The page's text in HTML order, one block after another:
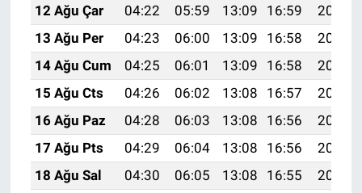
12 Ağu Çar
04:22 05:59 13:09 16:59
20:09
13 Ağu Per
04:23 06:00 13:09 16:58
20:07
14 Ağu Cum
04:25 06:01 13:09 16:58
20:06
15 Ağu Cts
04:26 06:02 13:08 16:57
20:05
16 Ağu Paz
04:28 06:03 13:08 16:56
20:03
17 Ağu Pts
04:29 06:04 13:08 16:56
20:02
18 Ağu Sal
04:30 06:05 13:08 16:55
20:01